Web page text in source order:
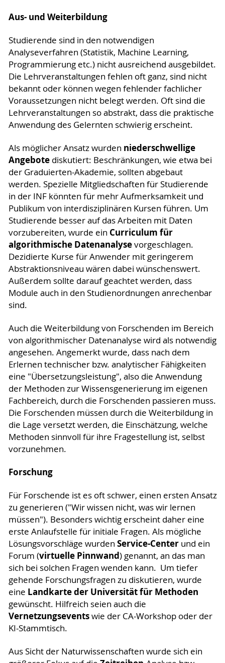
Aus- und Weiterbildung
Studierende sind in den notwendigen
Analyseverfahren (Statistik, Machine Learning,
Programmierung etc.) nicht ausreichend ausgebildet.
Die Lehrveranstaltungen fehlen oft ganz, sind nicht
bekannt oder können wegen fehlender fachlicher
Voraussetzungen nicht belegt werden. Oft sind die
Lehrveranstaltungen so abstrakt, dass die praktische
Anwendung des Gelernten schwierig erscheint.
Als möglicher Ansatz wurden niederschwellige
Angebotediskutiert: Beschränkungen, wie etwa bei
der Graduierten-Akademie, sollten abgebaut
werden. Spezielle Mitgliedschaften für Studierende
in der INF könnten für mehr Aufmerksamkeit und
Publikum von interdisziplinären Kursen führen. Um
Studierende besser auf das Arbeiten mit Daten
vorzubereiten, wurde ein Curriculum für
algorithmische Datenanalysevorgeschlagen.
Dezidierte Kurse für Anwender mit geringerem
Abstraktionsniveau wären dabei wünschenswert.
Außerdem sollte darauf geachtet werden, dass
Module auch in den Studienordnungen anrechenbar
sind.
Auch die Weiterbildung von Forschenden im Bereich
von algorithmischer Datenanalyse wird als notwendig
angesehen. Angemerkt wurde, dass nach dem
Erlernen technischer bzw. analytischer Fähigkeiten
eine "Übersetzungsleistung", also die Anwendung
der Methoden zur Wissensgenerierung im eigenen
Fachbereich, durch die Forschenden passieren muss.
Die Forschenden müssen durch die Weiterbildung in
die Lage versetzt werden, die Einschätzung, welche
Methoden sinnvoll für ihre Fragestellung ist, selbst
vorzunehmen.
Forschung
Für Forschende ist es oft schwer, einen ersten Ansatz
zu generieren ("Wir wissen nicht, was wir lernen
müssen"). Besonders wichtig erscheint daher eine
erste Anlaufstelle für initiale Fragen. Als mögliche
Lösungsvorschläge wurden Service-Centerund ein
Forum (virtuelle Pinnwand) genannt, an das man
sich bei solchen Fragen wenden kann. Um tiefer
gehende Forschungsfragen zu diskutieren, wurde
eine Landkarte der Universität für Methoden
gewünscht. Hilfreich seien auch die
Vernetzungseventswie der CA-Workshop oder der
KI-Stammtisch.
Aus Sicht der Naturwissenschaften wurde sich ein